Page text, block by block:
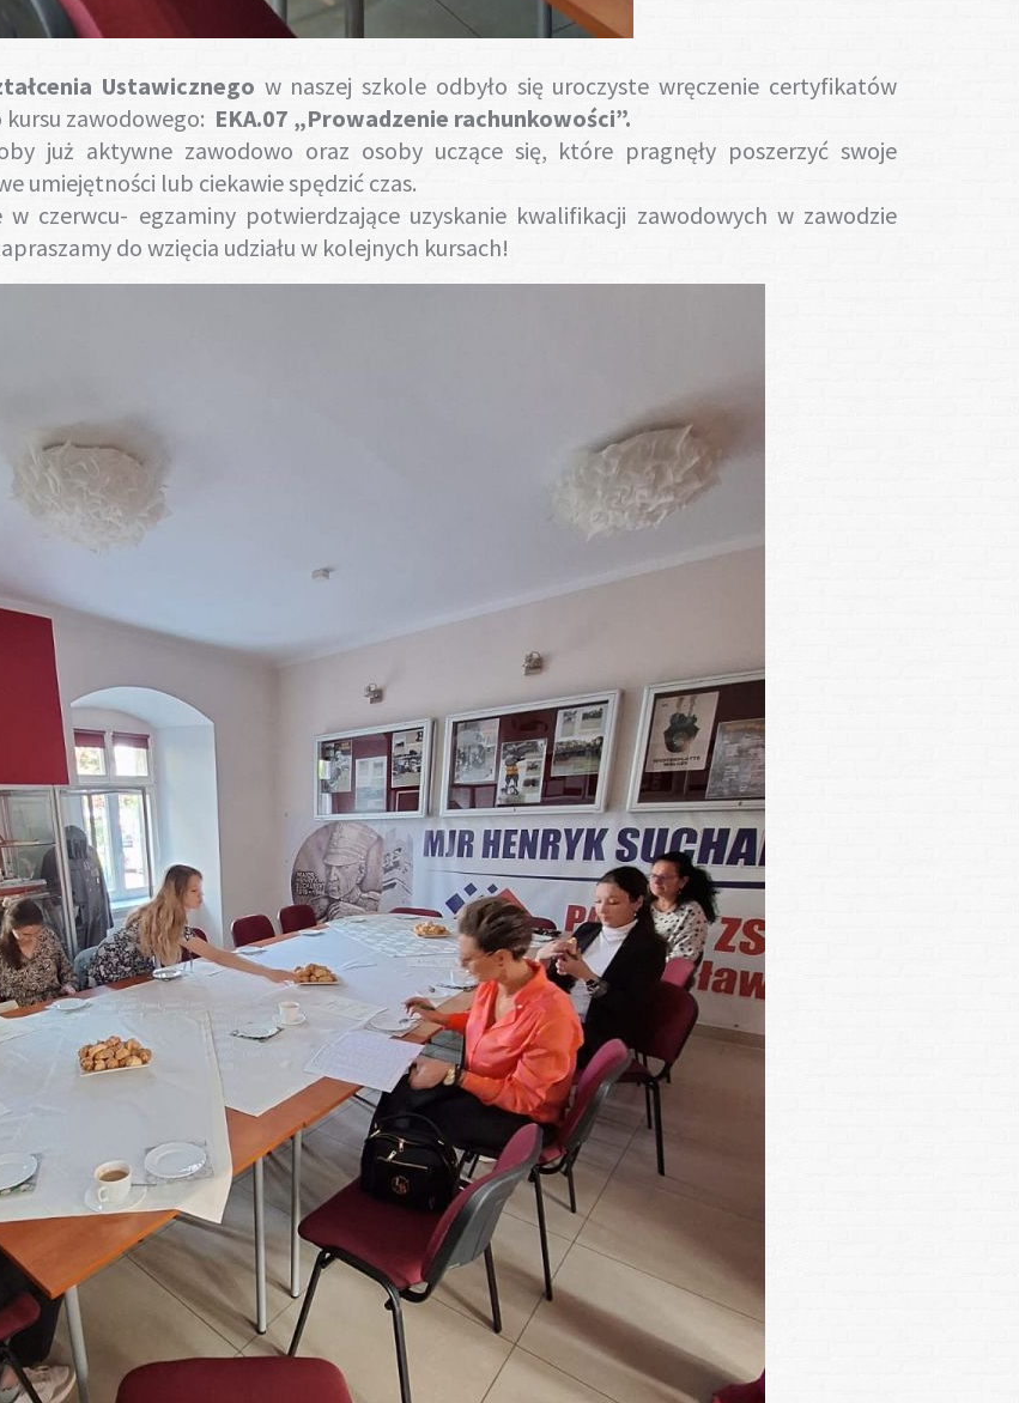
Ustawicznego w naszej szkole odbyło się uroczyste wręczenie certyfikatów
zawodowego: EKA.07 „Prowadzenie rachunkowości”.
już aktywne zawodowo oraz osoby uczące się, które pragnęły poszerzyć swoje
umiejętności lub ciekawie spędzić czas.
w czerwcu- egzaminy potwierdzające uzyskanie kwalifikacji zawodowych w zawodzie
do wzięcia udziału w kolejnych kursach!